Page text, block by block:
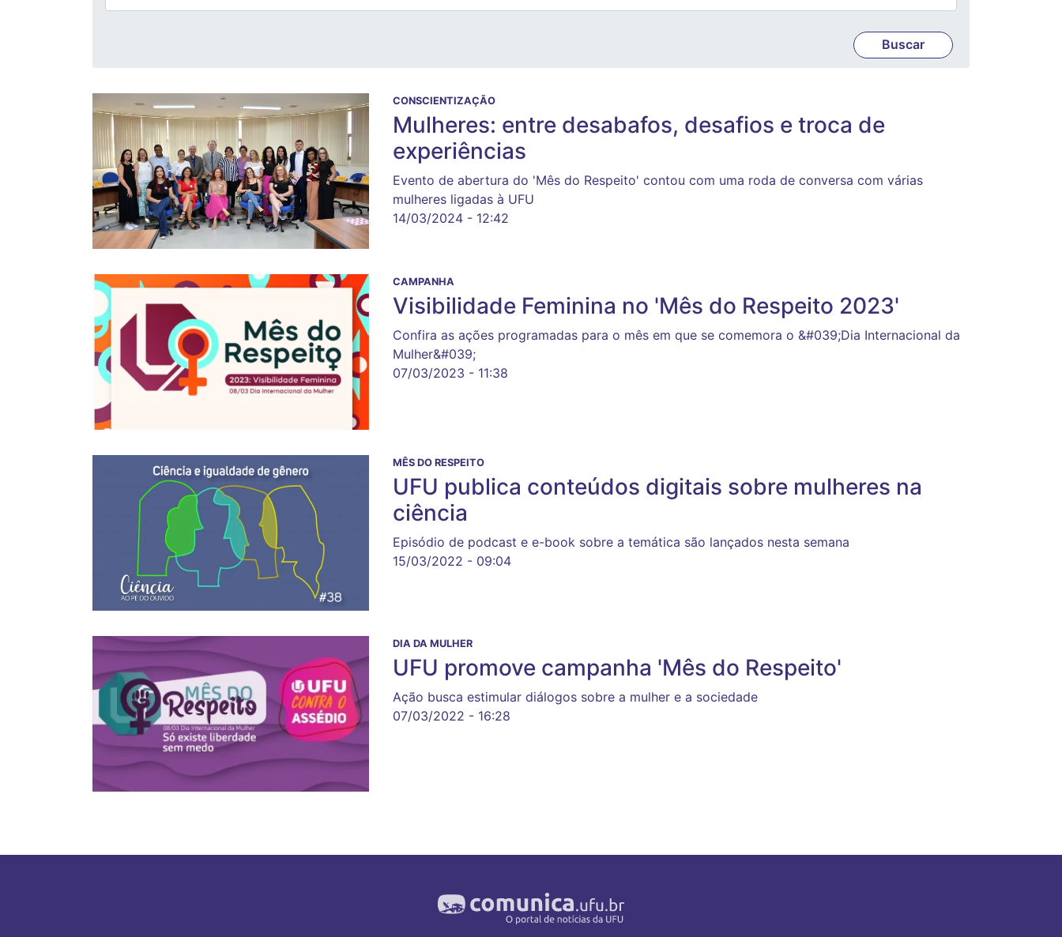
CONSCIENTIZAÇÃO
Mulheres: entre desabafos, desafios e troca de
experiências
Evento de abertura do 'Mês do Respeito' contou com uma roda de conversa com várias
mulheres ligadas à UFU
14/03/2024 - 12:42
CAMPANHA
Visibilidade Feminina no 'Mês do Respeito 2023'
Confira as ações programadas para o mês em que se comemora o &#039;Dia Internacional da
Mulher&#039;
07/03/2023 - 11:38
MÊS DO RESPEITO
UFU publica conteúdos digitais sobre mulheres na
ciência
Episódio de podcast e e-book sobre a temática são lançados nesta semana
15/03/2022 - 09:04
DIA DA MULHER
UFU promove campanha 'Mês do Respeito'
Ação busca estimular diálogos sobre a mulher e a sociedade
07/03/2022 - 16:28